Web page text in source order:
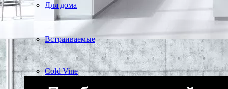
Для дома
Встраиваемые
Cold Vine